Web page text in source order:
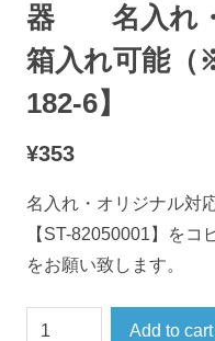
器 名入れ
箱入れ可能
182-6】
¥353
名入れ・オリジナル対
【ST-82050001】をコ
をお願い致します。
メ
Add to cart